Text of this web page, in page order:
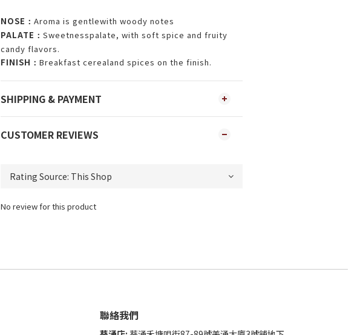
NOSE ： Aroma is gentlewith woody notes
PALATE ： Sweetnesspalate, with soft spice and fruity
candy flavors.
FINISH ： Breakfast cerealand spices on the finish.
SHIPPING & PAYMENT
CUSTOMER REVIEWS
No review for this product
聯絡我們